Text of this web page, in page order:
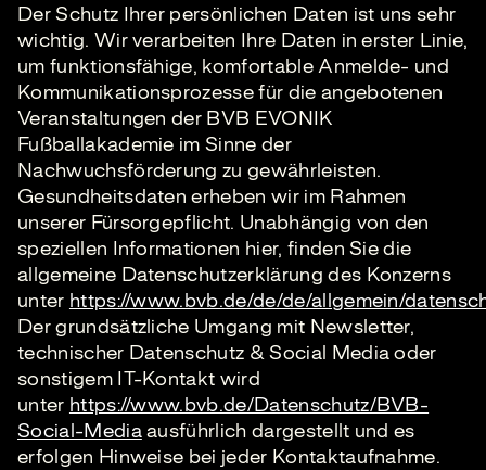
Der Schutz Ihrer persönlichen Daten ist uns sehr
wichtig. Wir verarbeiten Ihre Daten in erster Linie,
um funktionsfähige, komfortable Anmelde- und
Kommunikationsprozesse für die angebotenen
Veranstaltungen der BVB EVONIK
Fußballakademie im Sinne der
Nachwuchsförderung zu gewährleisten.
Gesundheitsdaten erheben wir im Rahmen
unserer Fürsorgepflicht. Unabhängig von den
speziellen Informationen hier, finden Sie die
allgemeine Datenschutzerklärung des Konzerns
unter https://www.bvb.de/de/de/allgemein/
Der grundsätzliche Umgang mit Newsletter,
technischer Datenschutz & Social Media oder
sonstigem IT-Kontakt wird
unter https://www.bvb.de/Datenschutz/BVB-
Social-Mediaausführlich dargestellt und es
erfolgen Hinweise bei jeder Kontaktaufnahme.